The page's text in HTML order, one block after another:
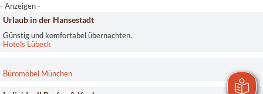
- Anzeigen -
Urlaub in der Hansestadt
Günstig und komfortabel übernachten.
Hotels Lübeck
Büromöbel München